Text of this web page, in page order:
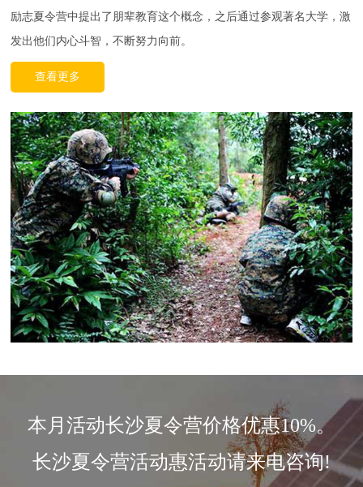
励志夏令营中提出了朋辈教育这个概念，之后通过参观著名大学，激
发出他们内心斗智，不断努力向前。
查看更多
本月活动长沙夏令营价格优惠10%。
长沙夏令营活动惠活动请来电咨询!